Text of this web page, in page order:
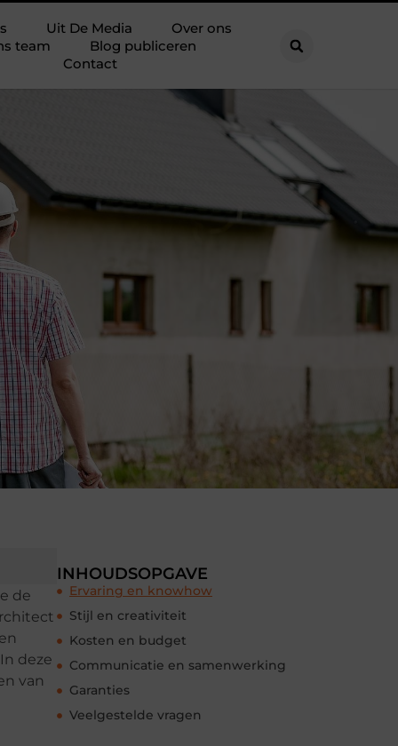
Uit De Media
Over ons
team
Blog publiceren
Contact
de
deze
van
INHOUDSOPGAVE
Ervaring en knowhow
Stijl en creativiteit
Kosten en budget
Communicatie en samenwerking
Garanties
Veelgestelde vragen